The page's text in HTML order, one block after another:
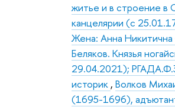
житье и в строение в
канцелярии (с
Жена: Анна Никитична
Беляков. Князья
29.04.2021);
историк ,Волков
(1695-1696),